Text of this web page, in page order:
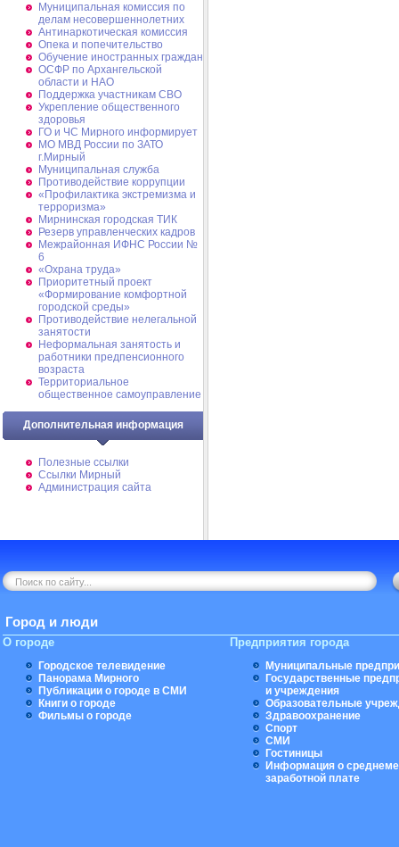
Муниципальная комиссия по
делам несовершеннолетних
Антинаркотическая комиссия
Опека и попечительство
Обучение иностранных граждан
ОСФР по Архангельской
области и НАО
Поддержка участникам СВО
Укрепление общественного
здоровья
ГО и ЧС Мирного информирует
МО МВД России по ЗАТО
г.Мирный
Муниципальная cлужба
Противодействие коррупции
«Профилактика экстремизма и
терроризма»
Мирнинская городская ТИК
Резерв управленческих кадров
Межрайонная ИФНС России №
6
«Охрана труда»
Приоритетный проект
«Формирование комфортной
городской среды»
Противодействие нелегальной
занятости
Неформальная занятость и
работники предпенсионного
возраста
Территориальное
общественное самоуправление
Дополнительная информация
Полезные ссылки
Ссылки Мирный
Администрация сайта
Город и люди
О городе
Городское телевидение
Панорама Мирного
Публикации о городе в СМИ
Книги о городе
Фильмы о городе
Предприятия города
Муниципальные
Государственные
и учреждения
Образовательные
Здравоохранение
Спорт
СМИ
Гостиницы
Информация о
заработной плате